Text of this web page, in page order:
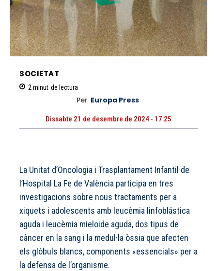
SOCIETAT
2 minut de lectura
Per Europa Press
Dissabte 21 de desembre de 2024 - 17:25
La Unitat d’Oncologia i Trasplantament Infantil de
l’Hospital La Fe de València participa en tres
investigacions sobre nous tractaments per a
xiquets i adolescents amb leucèmia linfoblástica
aguda i leucèmia mieloide aguda, dos tipus de
càncer en la sang i la medul·la òssia que afecten
els glòbuls blancs, components «essencials» per a
la defensa de l’organisme.